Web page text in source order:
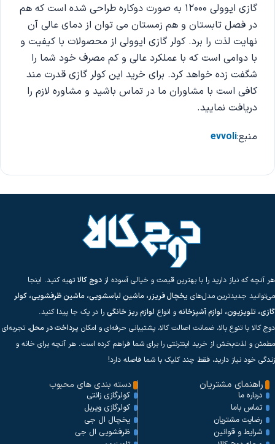
گازی ایوولی 12000 به صورت دوکاره طراحی شده است که هم
در فصل تابستان و هم زمستان می توان از دمای عالی آن
نهایت لذت را برد. کولر گازی ایوولی از محصولات با کیفیت و
با دوامی است که با عملکرد عالی و کم مصرف خود شما را
شگفت زده خواهد کرد. برای خرید این کولر گازی قدرت مند
کافی است با مشاوران ما در تماس باشید و مشاوره لازم را
دریافت نمایید.
منبع:evvoli
هر آنچه که نیاز دارید را با بهترین قیمت و خیالی آسوده از دوج کالاتهیه کنید. اینجا
می‌توانید جدیدترین مدل‌های یخچال فریزر، ماشین لباسشویی، ماشین ظرفشویی، کولر
گازی، تلویزیون، لوازم آشپزخانه و انواع لوازم ریز خانگی را در یک جا پیدا کنید.
دوج کالا با تنوع بالا، ضمانت اصالت کالا، پشتیبانی حرفه‌ای و امکان پرداخت در محل، تجربه‌ای
مطمئن و لذت‌بخش از خرید اینترنتی را برای شما فراهم کرده است. هر آنچه برای خانه و
زندگی خود نیاز دارید، فقط چند کلیک با شما فاصله دارد!
راهنمای مشتریان
درباره ما
تماس باما
رضایت مشتریان
شرایط و قوانین
دسته بندی های محبوب
کولرگازی زانتی
کولرگازی ویربل
یخچال ال جی
ظرفشویی ال جی